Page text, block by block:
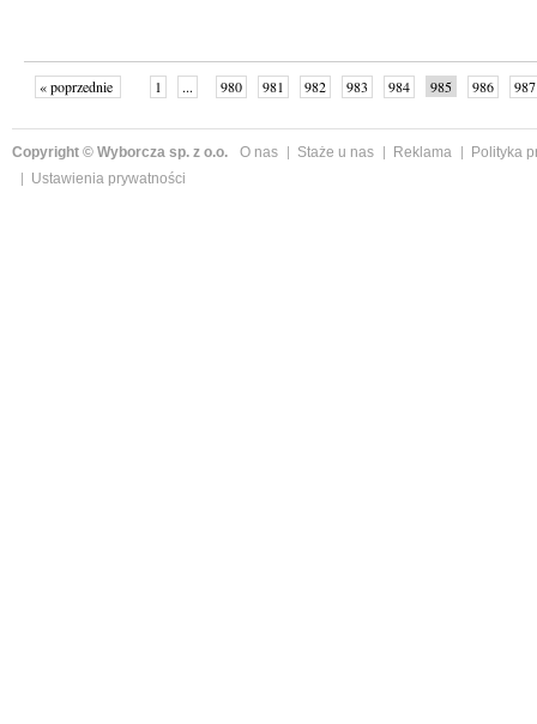
« poprzednie 1 ... 980 981 982 983 984 985 986
987
Copyright © Wyborcza sp. z o.o. O nas Staże u nas Reklama
Polityka
Ustawienia prywatności